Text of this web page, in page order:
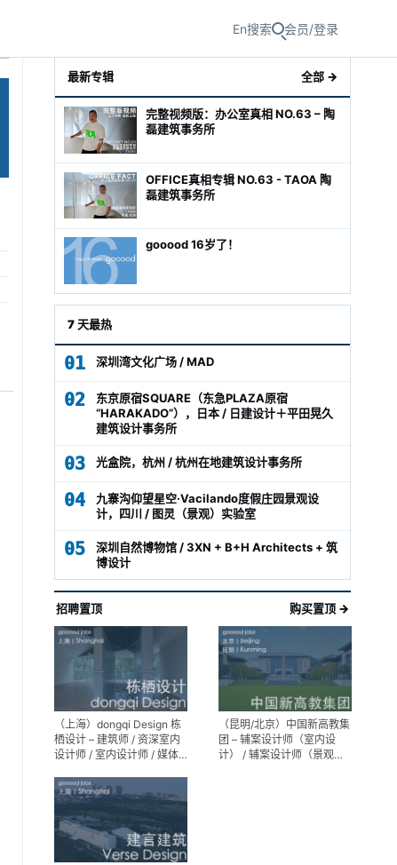
En搜索 会员/登录
最新专辑 全部 →
完整视频版：办公室真相 NO.63 – 陶
磊建筑事务所
OFFICE真相专辑 NO.63 - TAOA 陶
磊建筑事务所
gooood 16岁了！
7 天最热
01 深圳湾文化广场 / MAD
02
东京原宿SQUARE（东急PLAZA原宿
“HARAKADO”），日本 / 日建设计＋平田晃久
建筑设计事务所
03 光盒院，杭州 / 杭州在地建筑设计事务所
04
九寨沟仰望星空·Vacilando度假庄园景观设
计，四川 / 图灵（景观）实验室
05
深圳自然博物馆 / 3XN + B+H Architects + 筑
博设计
招聘置顶 购买置顶 →
（上海）dongqi Design 栋
栖设计 – 建筑师 / 资深室内
设计师 / 室内设计师 / 媒体
生（常年招聘）
（昆明/北京）中国新高教集
团 – 辅案设计师（室内设
计） / 辅案设计师（景观设